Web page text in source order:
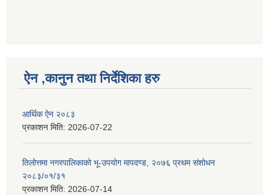
ऐन ,कानुन तथा निर्देशिका हरु
आर्थिक ऐन २०८३
प्रकाशन मिति: 2026-07-22
तिलोत्तमा नगरपालिकाको भू-उपयोग मापदण्ड, २०७६ प्रथम संशोधन
२०८३/०१/३१
प्रकाशन मिति: 2026-07-14